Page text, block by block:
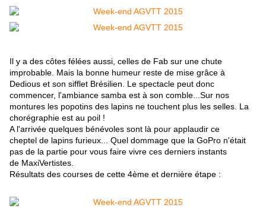
Il y a des côtes félées aussi, celles de Fab sur une chute
improbable. Mais la bonne humeur reste de mise grâce à
Dedious et son sifflet Brésilien. Le spectacle peut donc
commencer, l'ambiance samba est à son comble...Sur nos
montures les popotins des lapins ne touchent plus les selles. La
chorégraphie est au poil !
A l'arrivée quelques bénévoles sont là pour applaudir ce
cheptel de lapins furieux... Quel dommage que la GoPro n'était
pas de la partie pour vous faire vivre ces derniers instants
de MaxiVertistes.
Résultats des courses de cette 4ème et dernière étape :